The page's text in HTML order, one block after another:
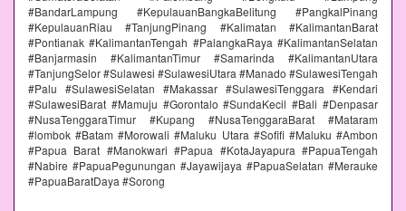
#BandarLampung #KepulauanBangkaBelitung #PangkalPinang
#KepulauanRiau #TanjungPinang #Kalimatan #KalimantanBarat
#Pontianak #KalimantanTengah #PalangkaRaya #KalimantanSelatan
#Banjarmasin #KalimantanTimur #Samarinda #KalimantanUtara
#TanjungSelor #Sulawesi #SulawesiUtara #Manado #SulawesiTengah
#Palu #SulawesiSelatan #Makassar #SulawesiTenggara #Kendari
#SulawesiBarat #Mamuju #Gorontalo #SundaKecil #Bali #Denpasar
#NusaTenggaraTimur #Kupang #NusaTenggaraBarat #Mataram
#lombok #Batam #Morowali #Maluku Utara #Sofifi #Maluku #Ambon
#Papua Barat #Manokwari #Papua #KotaJayapura #PapuaTengah
#Nabire #PapuaPegunungan #Jayawijaya #PapuaSelatan #Merauke
#PapuaBaratDaya #Sorong